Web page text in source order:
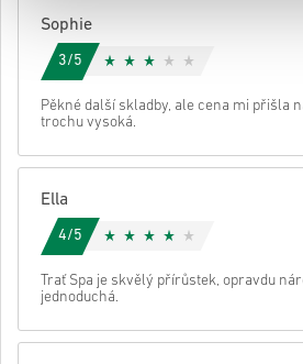
kódu.
Sophie
3/5
Pěkné další skladby, ale cena mi přišla
trochu vysoká.
Ella
4/5
Trať Spa je skvělý přírůstek, opravdu
jednoduchá.